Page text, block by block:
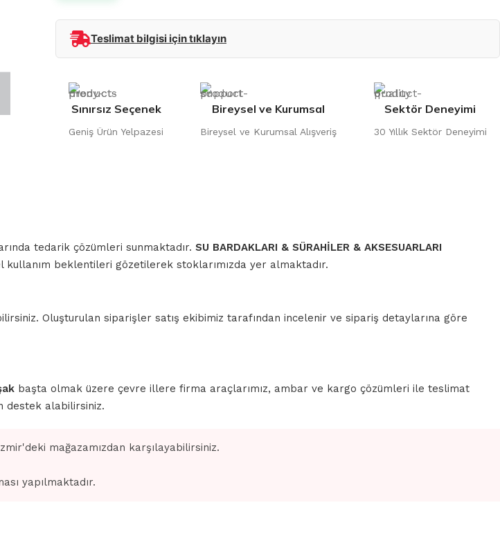
Teslimat bilgisi için tıklayın
Sınırsız Seçenek
Geniş Ürün Yelpazesi
Bireysel ve Kurumsal
Bireysel ve Kurumsal Alışveriş
Sektör Deneyimi
30 Yıllık Sektör Deneyimi
tedarik çözümleri sunmaktadır. SU BARDAKLARI & SÜRAHİLER & AKSESUARLARI
kullanım beklentileri gözetilerek stoklarımızda yer almaktadır.
Oluşturulan siparişler satış ekibimiz tarafından incelenir ve sipariş detaylarına göre
başta olmak üzere çevre illere firma araçlarımız, ambar ve kargo çözümleri ile teslimat
destek alabilirsiniz.
mağazamızdan karşılayabilirsiniz.
yapılmaktadır.